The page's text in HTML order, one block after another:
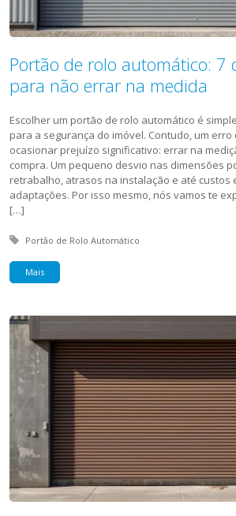
Portão de rolo automático: 7
para não errar na medida
Escolher um portão de rolo automático é
para a segurança do imóvel. Contudo, um erro
ocasionar prejuízo significativo: errar na
compra. Um pequeno desvio nas dimensões
retrabalho, atrasos na instalação e até custos
adaptações. Por isso mesmo, nós vamos te
[…]
Tagged with:
Portão de Rolo Automático
Mais